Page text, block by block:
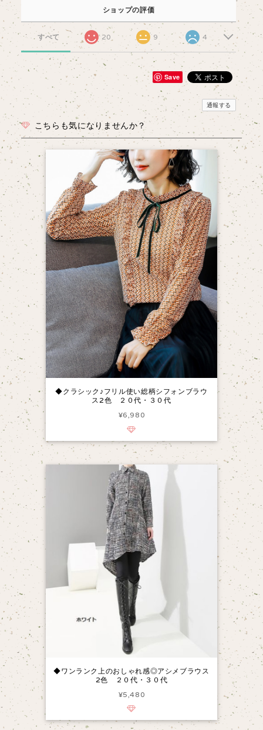
ショップの評価
すべて 20 9 4
Save
通報する
こちらも気になりませんか？
◆クラシック♪フリル使い総柄シフォンブラウ
ス2色 ２０代・３０代
¥6,980
◆ワンランク上のおしゃれ感◎アシメブラウス
2色 ２０代・３０代
¥5,480